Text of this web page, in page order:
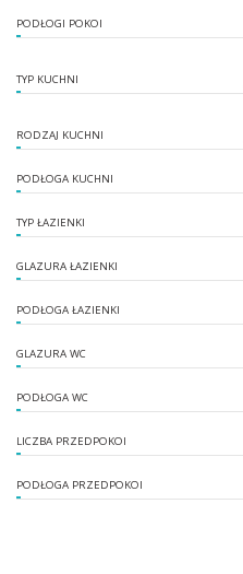
PODŁOGI POKOI
TYP KUCHNI
RODZAJ KUCHNI
PODŁOGA KUCHNI
TYP ŁAZIENKI
GLAZURA ŁAZIENKI
PODŁOGA ŁAZIENKI
GLAZURA WC
PODŁOGA WC
LICZBA PRZEDPOKOI
PODŁOGA PRZEDPOKOI